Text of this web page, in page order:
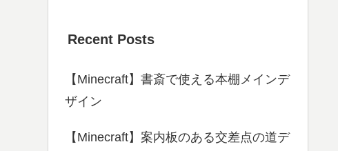
Recent Posts
【Minecraft】書斎で使える本棚メインデ
ザイン
【Minecraft】案内板のある交差点の道デ